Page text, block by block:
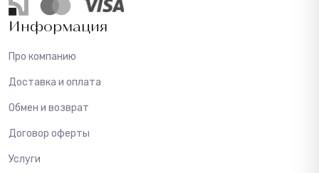
Информация
Про компанию
Доставка и оплата
Обмен и возврат
Договор оферты
Услуги